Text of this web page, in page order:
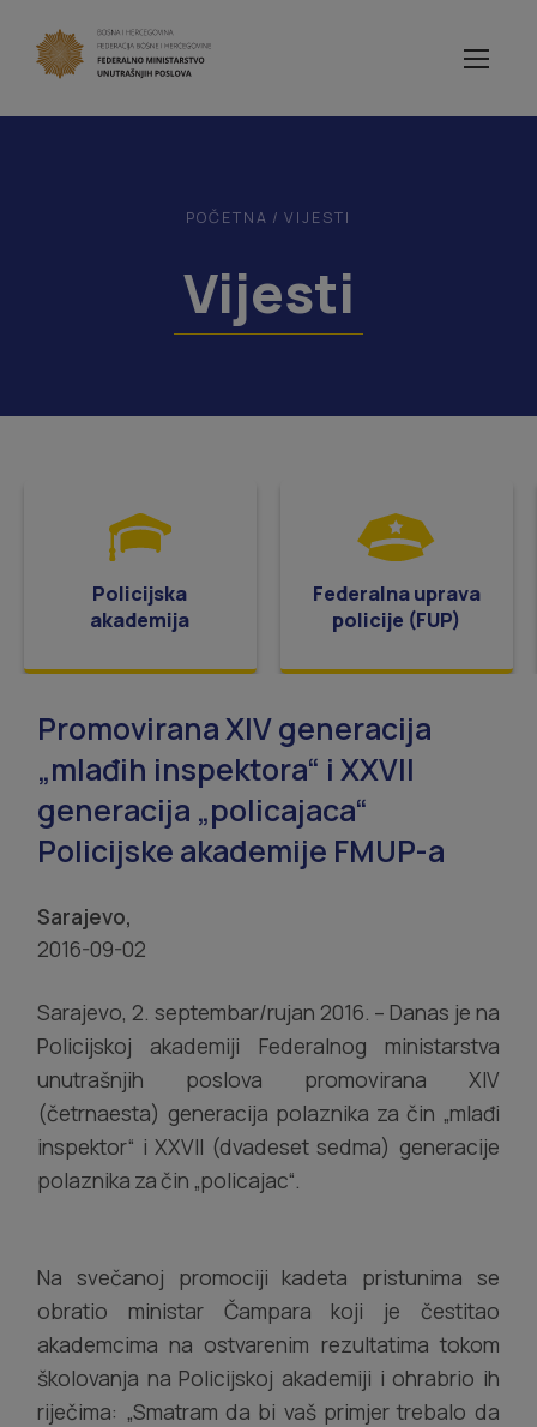
POČETNA / VIJESTI
Vijesti
Policijska
akademija
Federalna uprava
policije (FUP)
Promovirana XIV generacija
„mlađih inspektora“ i XXVII
generacija „policajaca“
Policijske akademije FMUP-a
Sarajevo,
2016-09-02
Sarajevo, 2. septembar/rujan 2016. – Danas je na
Policijskoj akademiji Federalnog ministarstva
unutrašnjih poslova promovirana XIV
(četrnaesta) generacija polaznika za čin „mlađi
inspektor“ i XXVII (dvadeset sedma) generacije
polaznika za čin „policajac“.
Na svečanoj promociji kadeta pristunima se
obratio ministar Čampara koji je čestitao
akademcima na ostvarenim rezultatima tokom
školovanja na Policijskoj akademiji i ohrabrio ih
riječima: „Smatram da bi vaš primjer trebalo da